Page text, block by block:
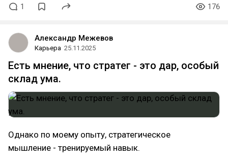
1 176
Александр Межевов
Карьера 25.11.2025
Есть мнение, что стратег - это дар, особый
склад ума.
Однако по моему опыту, стратегическое
мышление - тренируемый навык.